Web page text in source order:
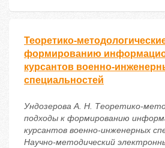
Теоретико-
формированию
курсантов военно-
специальностей
Ундозерова А. Н. Теоретико-
подходы к формированию
курсантов военно-инженерных
Научно-методический